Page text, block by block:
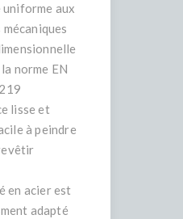
uniforme aux
norme EN
lisse et
à peindre
en acier est
adapté